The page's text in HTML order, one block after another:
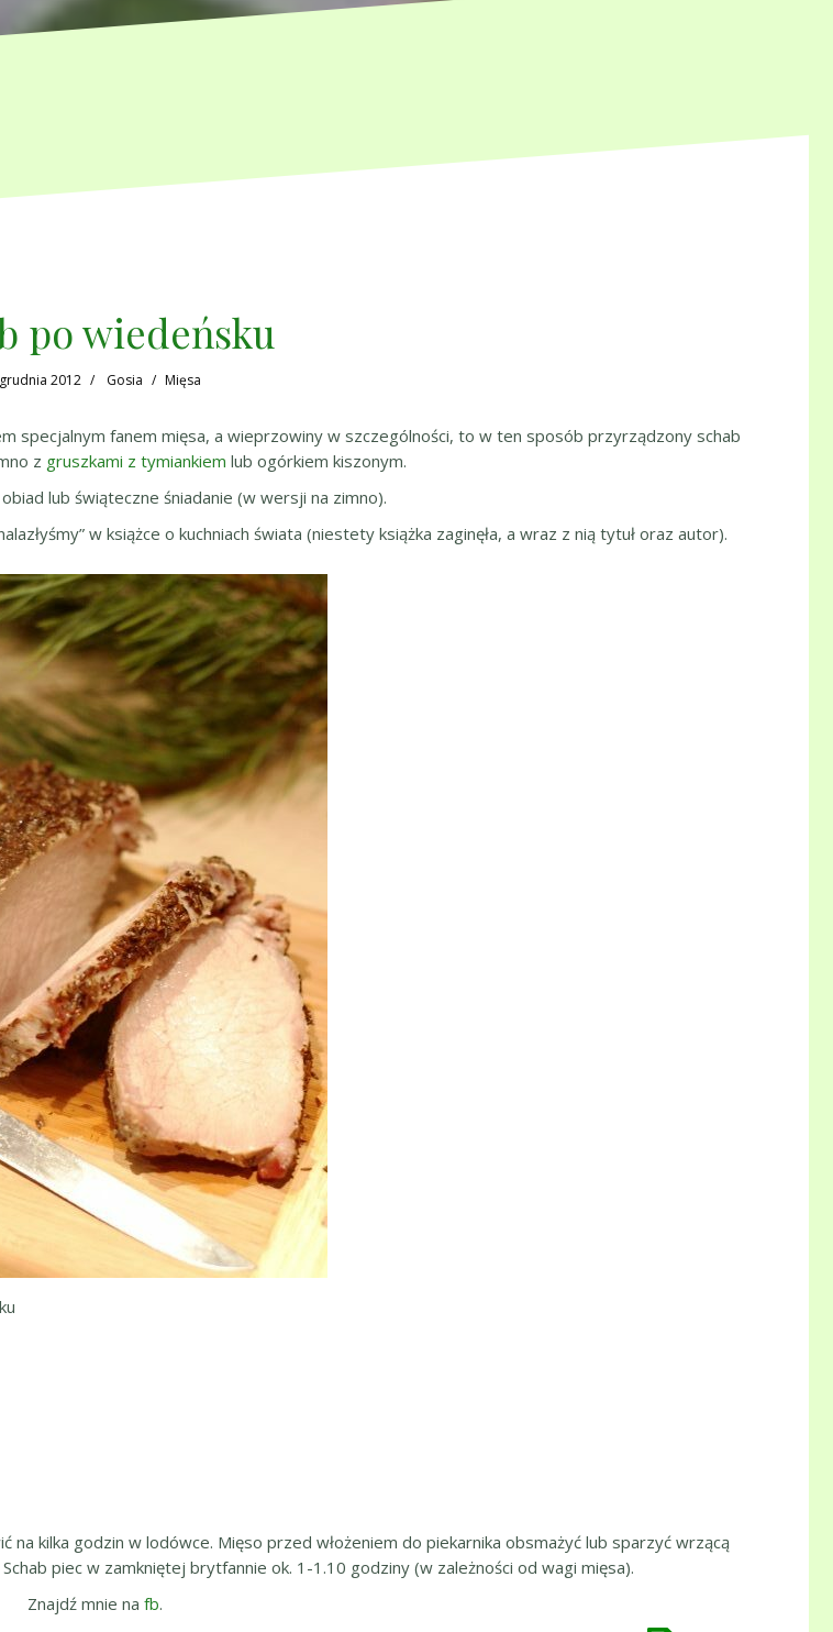
po wiedeńsku
2012 Gosia Mięsa
specjalnym fanem mięsa, a wieprzowiny w szczególności, to w ten sposób przyrządzony schab
z gruszkami z tymiankiem lub ogórkiem kiszonym.
lub świąteczne śniadanie (w wersji na zimno).
w książce o kuchniach świata (niestety książka zaginęła, a wraz z nią tytuł oraz autor).
kilka godzin w lodówce. Mięso przed włożeniem do piekarnika obsmażyć lub sparzyć wrzącą
piec w zamkniętej brytfannie ok. 1-1.10 godziny (w zależności od wagi mięsa).
Znajdź mnie na fb.